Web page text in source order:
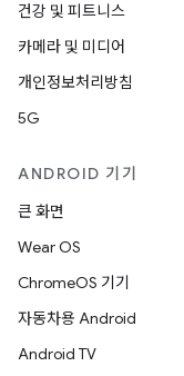
건강 및 피트니스
카메라 및 미디어
개인정보처리방침
5G
ANDROID 기기
큰 화면
Wear OS
ChromeOS 기기
자동차용 Android
Android TV